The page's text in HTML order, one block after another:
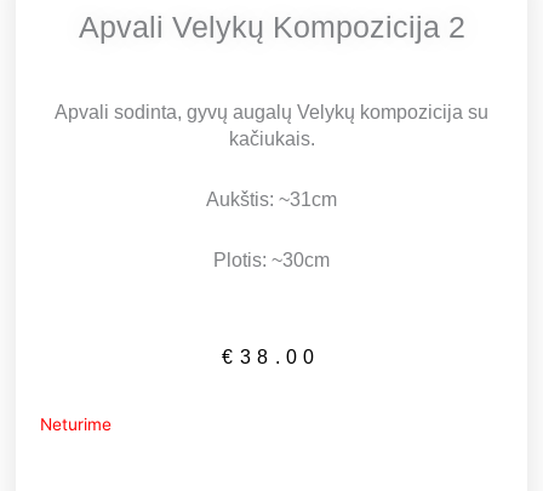
Apvali Velykų Kompozicija 2
Apvali sodinta, gyvų augalų Velykų kompozicija su
kačiukais.
Aukštis: ~31cm
Plotis: ~30cm
€ 38.00
Neturime